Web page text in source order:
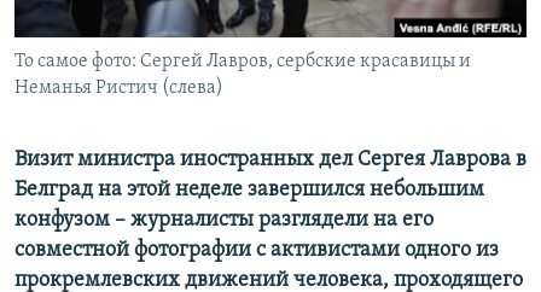
Հայերեն
English
Все сайты Радио Азатутюн
То самое фото: Сергей Лавров, сербские красавицы и
Неманья Ристич (слева)
Визит министра иностранных дел Сергея Лаврова в
Белград на этой неделе завершился небольшим
конфузом – журналисты разглядели на его
совместной фотографии с активистами одного из
прокремлевских движений человека, проходящего